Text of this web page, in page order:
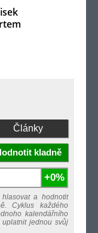
Články
kladně
+0%
a hodnotit
Cyklus každého
kalendářního
jednou svůj